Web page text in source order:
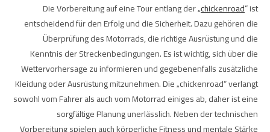
Die Vorbereitung auf eine Tour entlang der „chickenroad“ ist
entscheidend für den Erfolg und die Sicherheit. Dazu gehören die
Überprüfung des Motorrads, die richtige Ausrüstung und die
Kenntnis der Streckenbedingungen. Es ist wichtig, sich über die
Wettervorhersage zu informieren und gegebenenfalls zusätzliche
Kleidung oder Ausrüstung mitzunehmen. Die „chickenroad“ verlangt
sowohl vom Fahrer als auch vom Motorrad einiges ab, daher ist eine
sorgfältige Planung unerlässlich. Neben der technischen